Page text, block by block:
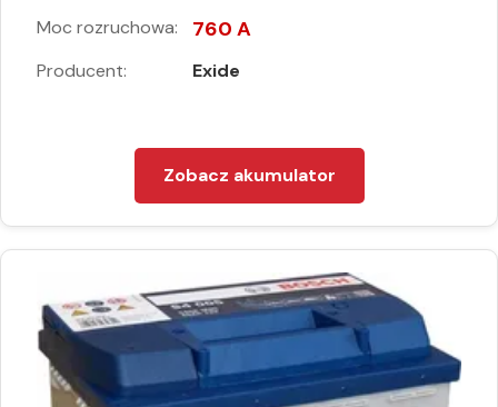
Moc rozruchowa: 760 A
Producent: Exide
Zobacz akumulator